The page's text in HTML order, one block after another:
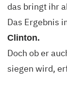
das bringt ihr
Das Ergebnis
Clinton.
Doch ob er
siegen wird,